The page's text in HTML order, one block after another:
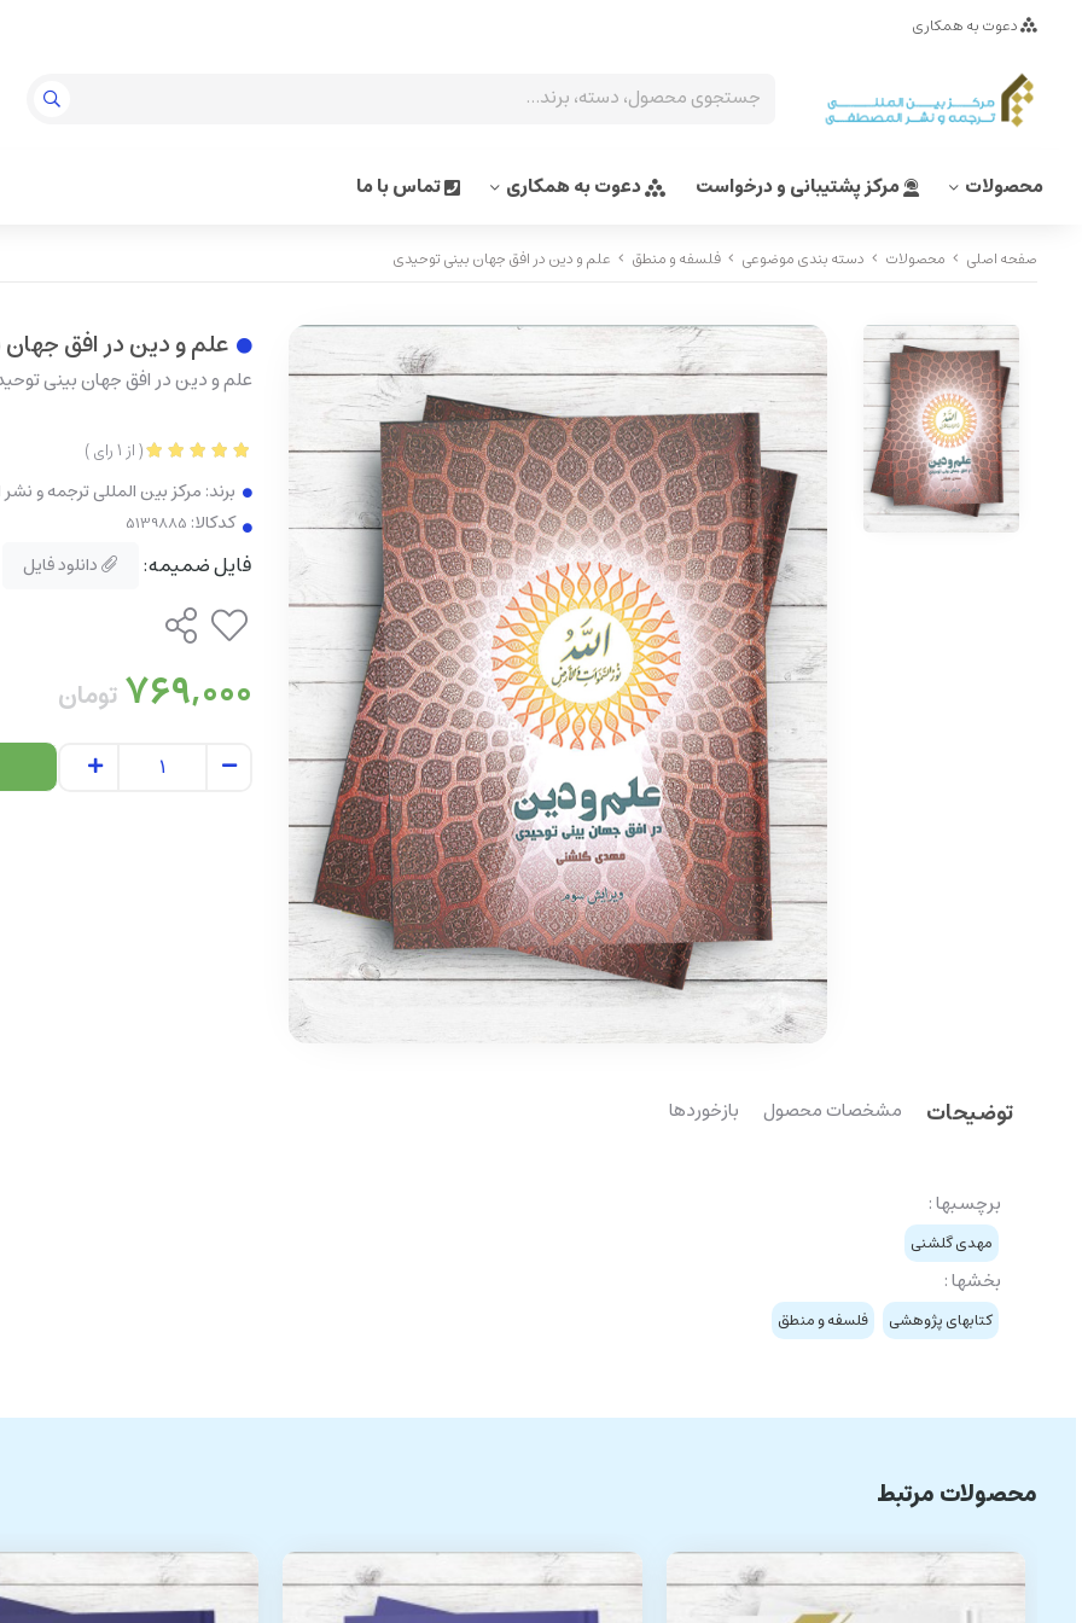
دعوت به همکاری
محصولات مرکز پشتیبانی و درخواست دعوت به همکاری تماس با ما
صفحه اصلی محصولات دسته بندی موضوعی فلسفه و منطق علم و دین در افق جهان بینی توحیدی
علم و دین در افق
علم و دین در افق جهان بینی
(از 1رای)
برند: مرکز بین المللی ترجمه و
کدکالا:
فایل ضمیمه: دانلود فایل
769,000 تومان
توضیحات مشخصات محصول بازخوردها
برچسبها :
مهدی گلشنی
بخشها :
کتابهای پژوهشی فلسفه و منطق
محصولات مرتبط